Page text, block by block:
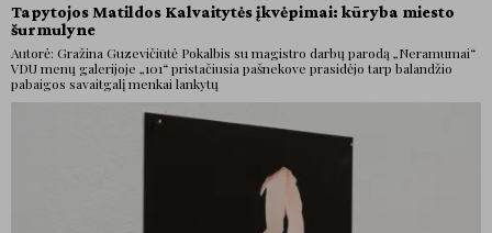
Tapytojos Matildos Kalvaitytės įkvėpimai: kūryba miesto
šurmulyne
Autorė: Gražina Guzevičiūtė Pokalbis su magistro darbų parodą „Neramumai“
VDU menų galerijoje „101“ pristačiusia pašnekove prasidėjo tarp balandžio
pabaigos savaitgalį menkai lankytų